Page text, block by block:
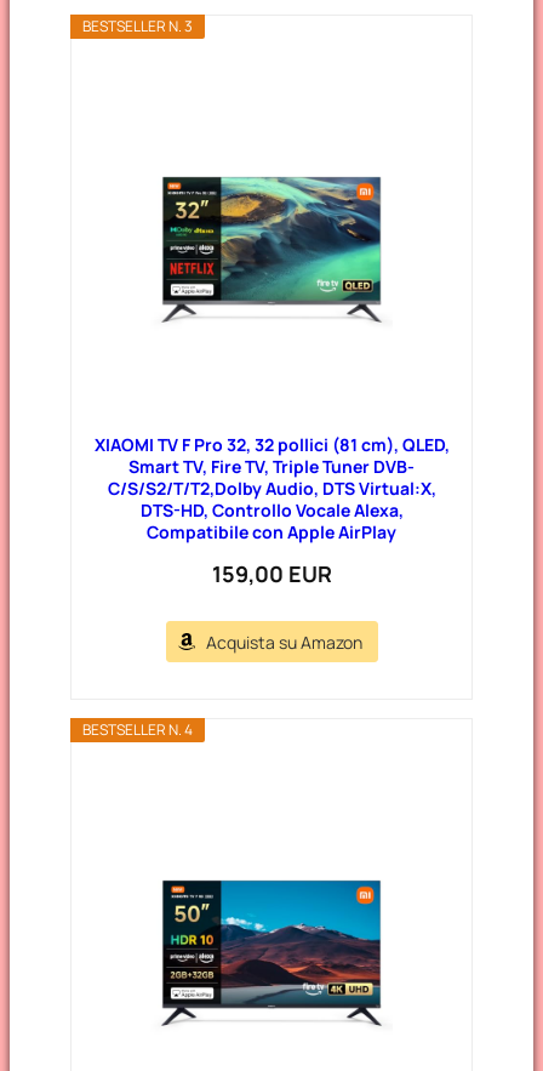
BESTSELLER N. 3
XIAOMI TV F Pro 32, 32 pollici (81 cm), QLED,
Smart TV, Fire TV, Triple Tuner DVB-
C/S/S2/T/T2,Dolby Audio, DTS Virtual:X,
DTS-HD, Controllo Vocale Alexa,
Compatibile con Apple AirPlay
159,00 EUR
Acquista su Amazon
BESTSELLER N. 4